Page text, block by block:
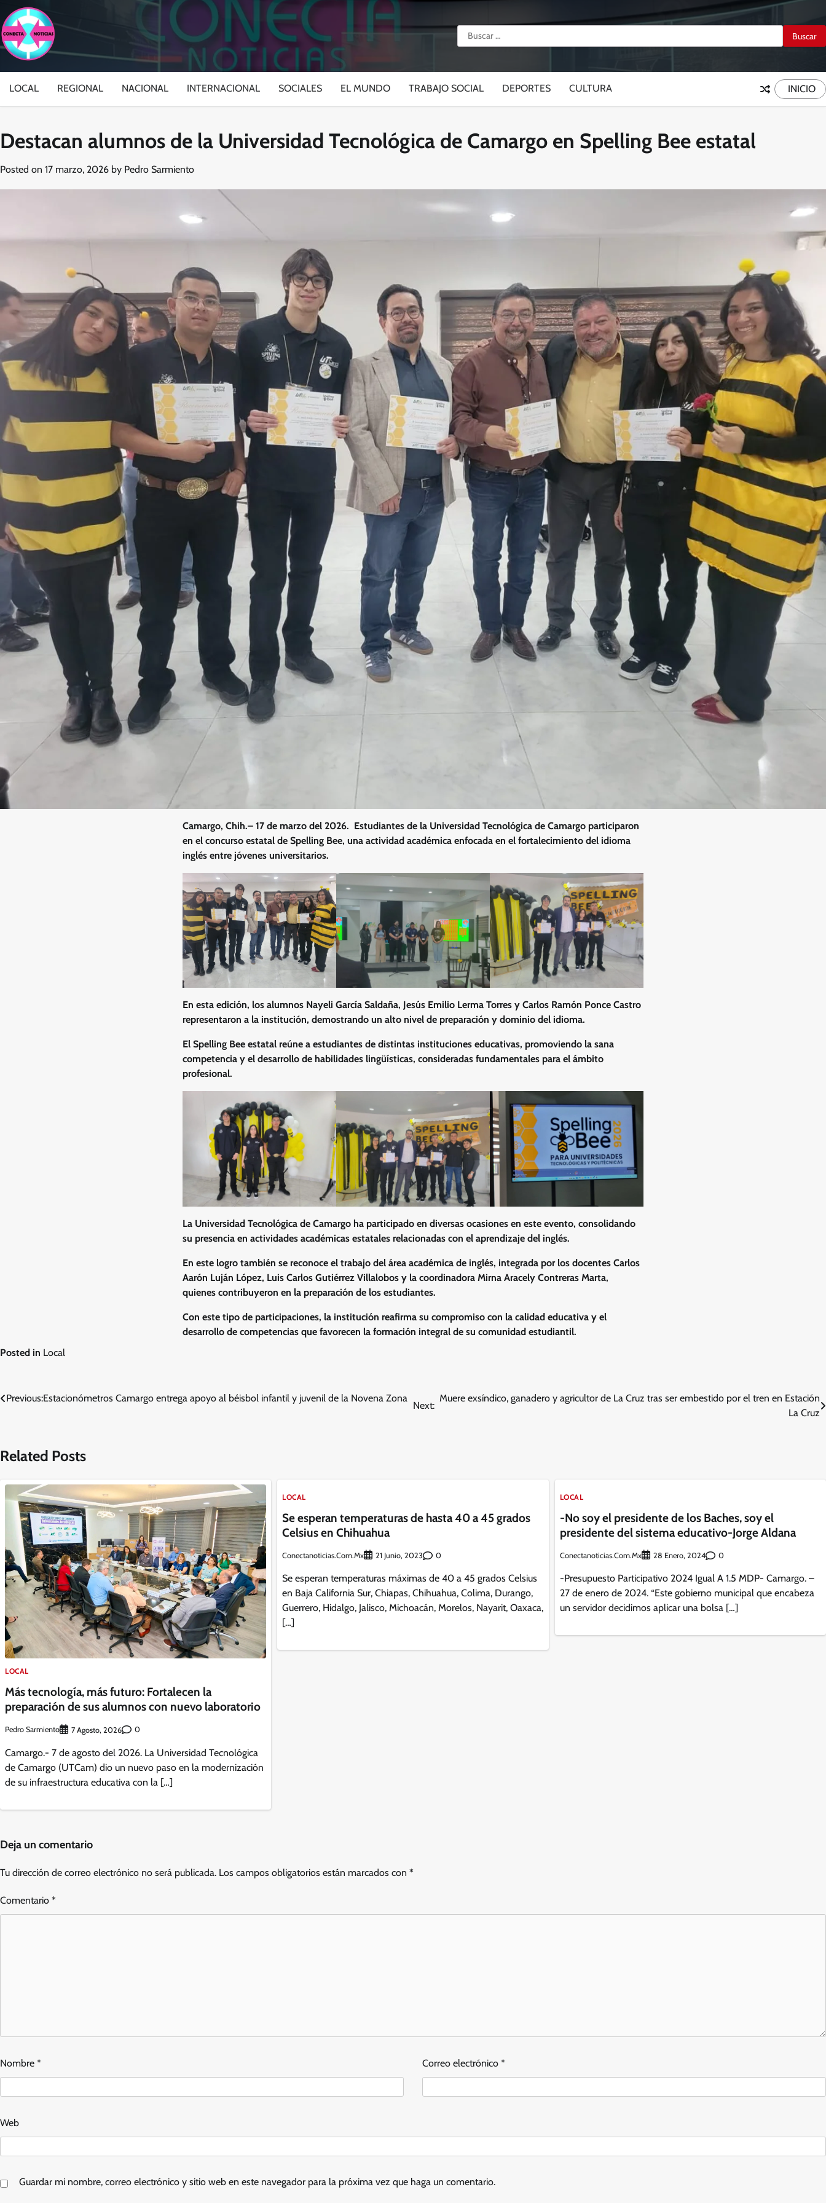
to
content
Buscar:
LOCAL REGIONAL NACIONAL INTERNACIONAL SOCIALES EL MUNDO TRABAJO SOCIAL DEPORTES CULTURA INICIO
Destacan alumnos de la Universidad Tecnológica de Camargo en Spelling Bee estatal
Posted on 17 marzo, 2026 by Pedro Sarmiento
Camargo, Chih.– 17 de marzo del 2026. Estudiantes de la Universidad Tecnológica de Camargo participaron
en el concurso estatal de Spelling Bee, una actividad académica enfocada en el fortalecimiento del idioma
inglés entre jóvenes universitarios.
En esta edición, los alumnos Nayeli García Saldaña, Jesús Emilio Lerma Torres y Carlos Ramón Ponce Castro
representaron a la institución, demostrando un alto nivel de preparación y dominio del idioma.
El Spelling Bee estatal reúne a estudiantes de distintas instituciones educativas, promoviendo la sana
competencia y el desarrollo de habilidades lingüísticas, consideradas fundamentales para el ámbito
profesional.
La Universidad Tecnológica de Camargo ha participado en diversas ocasiones en este evento, consolidando
su presencia en actividades académicas estatales relacionadas con el aprendizaje del inglés.
En este logro también se reconoce el trabajo del área académica de inglés, integrada por los docentes Carlos
Aarón Luján López, Luis Carlos Gutiérrez Villalobos y la coordinadora Mirna Aracely Contreras Marta,
quienes contribuyeron en la preparación de los estudiantes.
Con este tipo de participaciones, la institución reafirma su compromiso con la calidad educativa y el
desarrollo de competencias que favorecen la formación integral de su comunidad estudiantil.
Posted in Local
Navegación
entradas
Previous:Estacionómetros Camargo entrega apoyo al béisbol infantil y juvenil de la Novena Zona
Next:
Muere exsíndico, ganadero y agricultor de La Cruz tras ser embestido por el tren en Estación
La Cruz
Related Posts
LOCAL
Más tecnología, más futuro: Fortalecen la
preparación de sus alumnos con nuevo laboratorio
Pedro Sarmiento 7 Agosto, 2026 0
Camargo.- 7 de agosto del 2026. La Universidad Tecnológica
de Camargo (UTCam) dio un nuevo paso en la modernización
de su infraestructura educativa con la […]
LOCAL
Se esperan temperaturas de hasta 40 a 45 grados
Celsius en Chihuahua
Conectanoticias.com.mx 21 Junio, 2023 0
Se esperan temperaturas máximas de 40 a 45 grados Celsius
en Baja California Sur, Chiapas, Chihuahua, Colima, Durango,
Guerrero, Hidalgo, Jalisco, Michoacán, Morelos, Nayarit, Oaxaca,
[…]
LOCAL
-No soy el presidente de los Baches, soy el
presidente del sistema educativo-Jorge Aldana
Conectanoticias.com.mx 28 Enero, 2024 0
-Presupuesto Participativo 2024 Igual A 1.5 MDP- Camargo. –
27 de enero de 2024. “Este gobierno municipal que encabeza
un servidor decidimos aplicar una bolsa […]
Deja un comentario
Tu dirección de correo electrónico no será publicada. Los campos obligatorios están marcados con *
Comentario *
Nombre * Correo electrónico *
Web
Guardar mi nombre, correo electrónico y sitio web en este navegador para la próxima vez que haga un comentario.